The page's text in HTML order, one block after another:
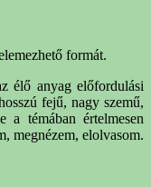
formát.
élő anyag előfordulási
fejű, nagy szemű,
a témában értelmesen
megnézem, elolvasom.